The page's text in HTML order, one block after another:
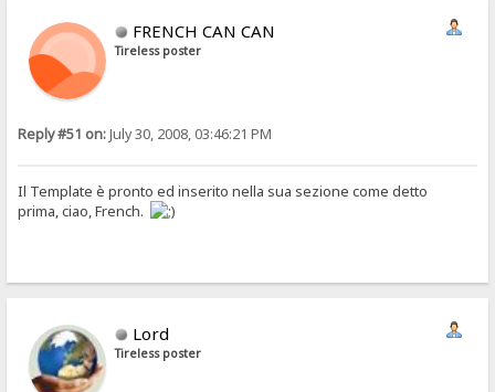
FRENCH CAN CAN
Tireless poster
Reply #51 on:July 30, 2008, 03:46:21 PM
Il Template è pronto ed inserito nella sua sezione come detto
prima, ciao, French.
Lord
Tireless poster